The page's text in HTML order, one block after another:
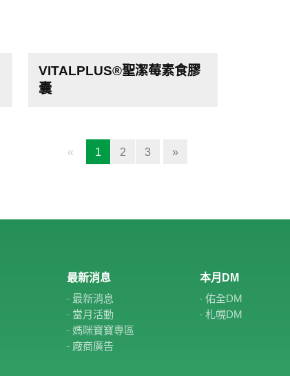
VITALPLUS®聖潔莓素食膠
囊
« 1 (current)
2 3 »
最新消息
最新消息
當月活動
媽咪寶寶專區
廠商廣告
本月DM
佑全DM
札幌DM